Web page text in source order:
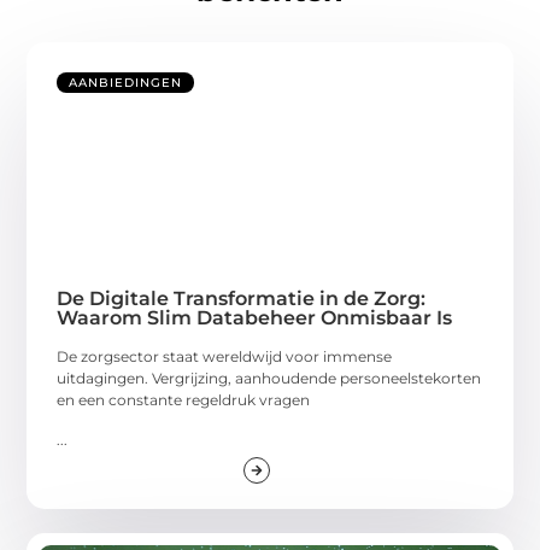
AANBIEDINGEN
De Digitale Transformatie in de Zorg:
Waarom Slim Databeheer Onmisbaar Is
De zorgsector staat wereldwijd voor immense
uitdagingen. Vergrijzing, aanhoudende personeelstekorten
en een constante regeldruk vragen